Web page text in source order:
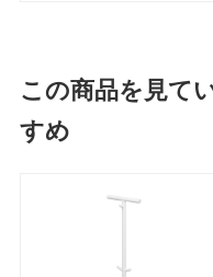
この商品を見て
すめ